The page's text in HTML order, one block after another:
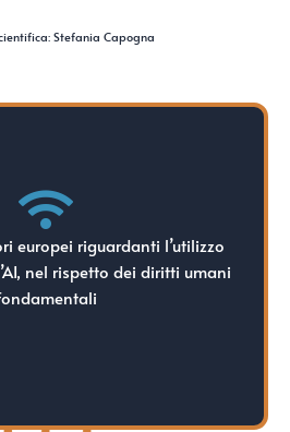
Stefania Capogna
europei riguardanti l’utilizzo
nel rispetto dei diritti umani
europei riguardanti l’utilizzo
nel rispetto dei diritti umani
fondamentali